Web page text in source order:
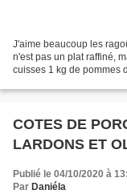
J'aime beaucoup les
n'est pas un plat raffiné,
cuisses 1 kg de pommes
COTES DE
LARDONS ET
Publié le 04/10/2020 à
Par Daniéla